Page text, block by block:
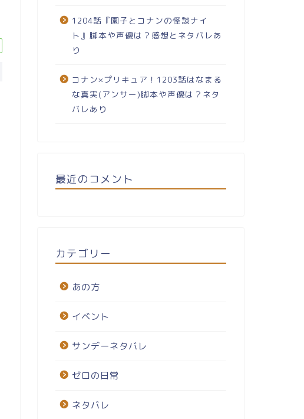
1204話『園子とコナンの怪談ナイ
ト』脚本や声優は？感想とネタバレあ
り
コナン×プリキュア！1203話はなまる
な真実(アンサー)脚本や声優は？ネタ
バレあり
最近のコメント
カテゴリー
あの方
イベント
サンデーネタバレ
ゼロの日常
ネタバレ